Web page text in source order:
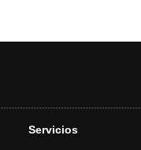
Servicios